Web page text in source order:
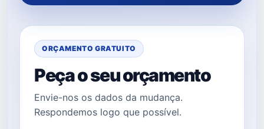
ORÇAMENTO GRATUITO
Peça o seu orçamento
Envie-nos os dados da mudança.
Respondemos logo que possível.